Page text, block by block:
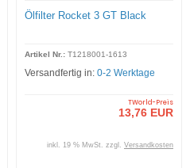
Ölfilter Rocket 3 GT Black
Artikel Nr.: T1218001-1613
Versandfertig in: 0-2 Werktage
TWorld-Preis
13,76 EUR
inkl. 19 % MwSt. zzgl. Versandkosten